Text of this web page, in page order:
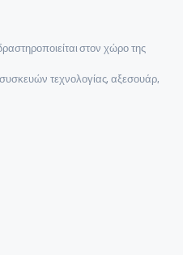
στον χώρο της
τεχνολογίας, αξεσουάρ,